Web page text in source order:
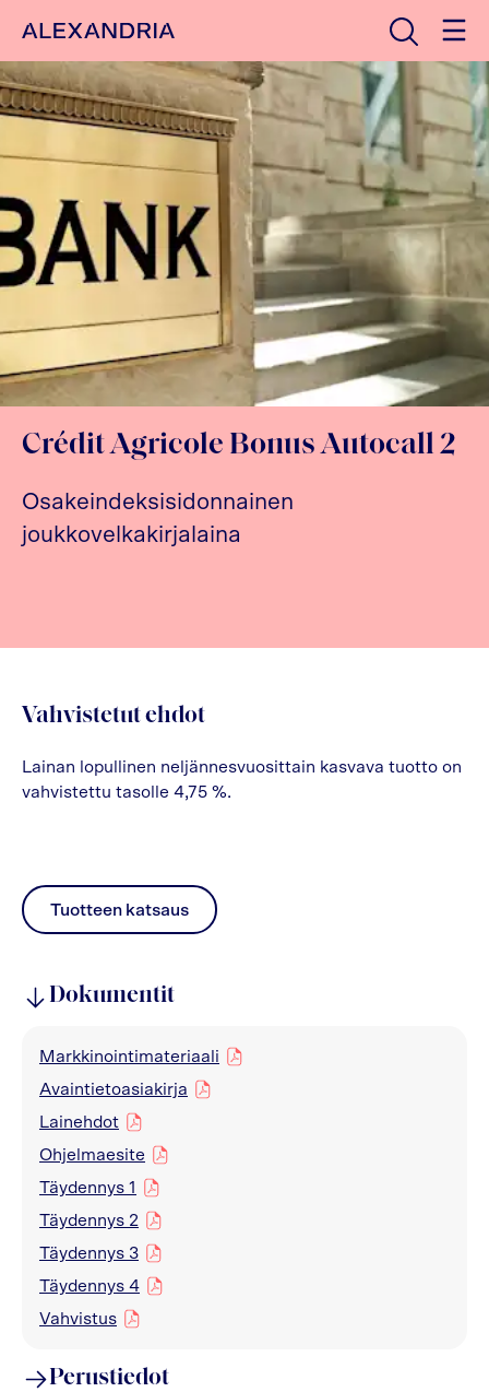
Etusivulle Avaa haku
Crédit Agricole Bonus Autocall 2
Osakeindeksisidonnainen
joukkovelkakirjalaina
Vahvistetut ehdot
Lainan lopullinen neljännesvuosittain kasvava tuotto on
vahvistettu tasolle 4,75 %.
Tuotteen katsaus
pdf
Dokumentit
Markkinointimateriaali
pdf
Avaintietoasiakirja
pdf
Lainehdot
pdf
Ohjelmaesite
pdf
Täydennys 1
pdf
Täydennys 2
pdf
Täydennys 3
pdf
Täydennys 4
pdf
Vahvistus
pdf
Perustiedot